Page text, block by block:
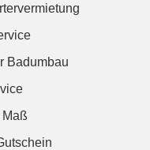
Badumbau
Maß